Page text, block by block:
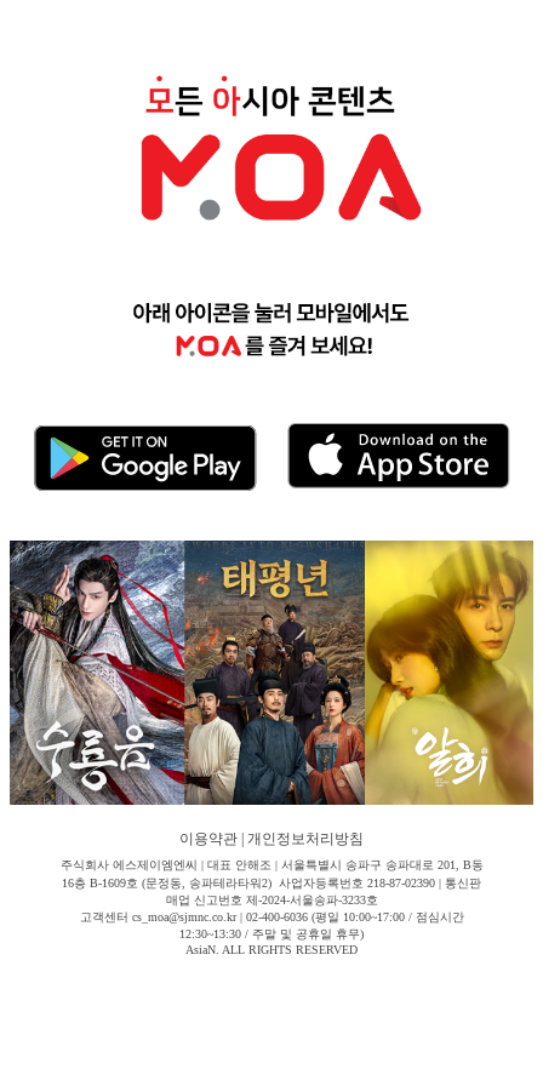
이용약관 개인정보처리방침
주식회사 에스제이엠엔씨 | 대표 안해조 | 서울특별시 송파구 송파대로 201, B동
16층 B-1609호 (문정동, 송파테라타워2) 사업자등록번호 218-87-02390 | 통신판
매업 신고번호 제-2024-서울송파-3233호
고객센터 cs_moa@sjmnc.co.kr | 02-400-6036 (평일 10:00~17:00 / 점심시간
12:30~13:30 / 주말 및 공휴일 휴무)
AsiaN. ALL RIGHTS RESERVED